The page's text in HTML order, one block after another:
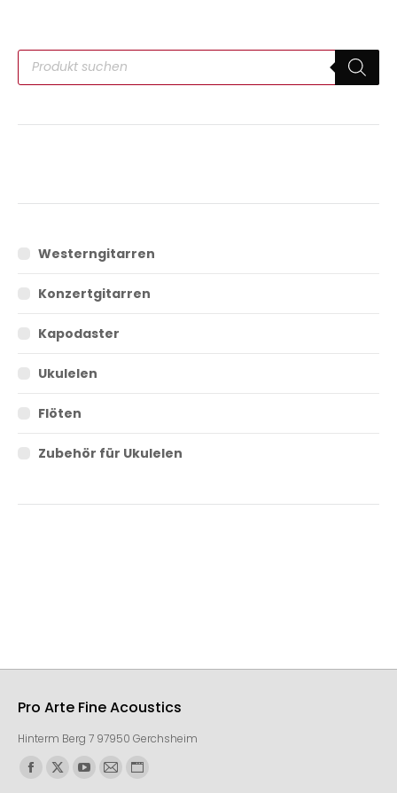
Westerngitarren
Konzertgitarren
Kapodaster
Ukulelen
Flöten
Zubehör für Ukulelen
Pro Arte Fine Acoustics
Hinterm Berg 7 97950 Gerchsheim
Finden Sie uns auf: